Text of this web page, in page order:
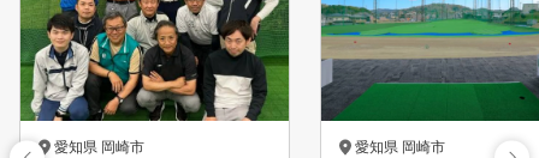
愛知県 岡崎市 愛知県 岡崎市